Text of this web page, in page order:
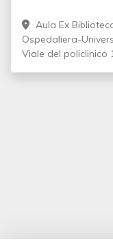
Aula Ex
Ospedaliera-
Viale del policlinico